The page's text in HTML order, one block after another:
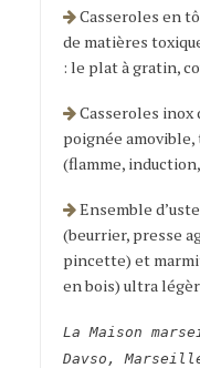
Casseroles en
de matières
: le plat à gratin,
Casseroles inox
poignée
(flamme,
Ensemble
(beurrier, presse
pincette) et
en bois) ultra
La Maison
Davso,